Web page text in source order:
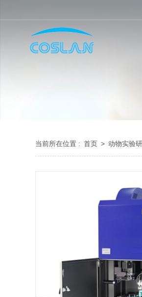
当前所在位置 : 首页 > 动物实验